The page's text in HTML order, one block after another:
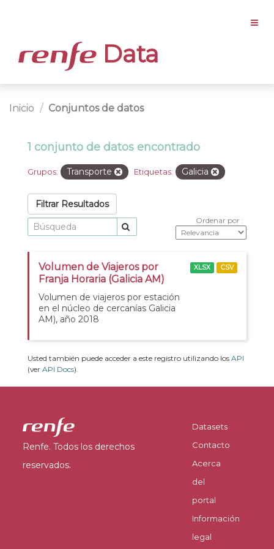
Data
Inicio Conjuntos de datos
1 conjunto de datos encontrado
Grupos: Transporte Etiquetas: Galicia
Filtrar Resultados
Ordenar por
Volumen de Viajeros por
Franja Horaria (Galicia AM)
Volumen de viajeros por estación
en el núcleo de cercanías Galicia
AM), año 2018
XLSX CSV
Usted también puede acceder a este registro utilizando los API
(ver API Docs).
Renfe. Todos los derechos
reservados.
Datasets
Contacto
Acerca
del
portal
Información
legal